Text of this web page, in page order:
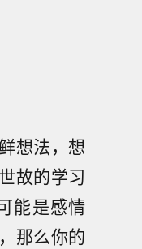
想法，想
故的学习
能是感情
那么你的